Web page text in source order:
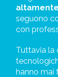
seguono
con
Tuttavia la
hanno mai